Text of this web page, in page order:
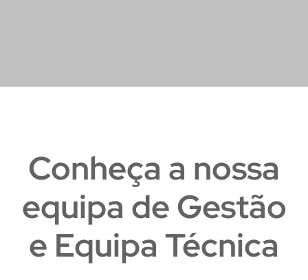
Conheça a nossa
equipa de Gestão
e Equipa Técnica